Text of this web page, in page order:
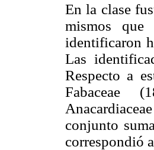
En la clase
mismos
identificaron
Las
Respecto a
Fabaceae
conjunto
correspondió